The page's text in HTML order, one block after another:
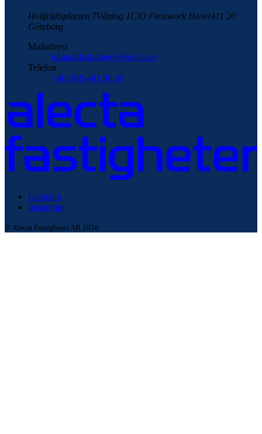
Hvitfeldtsplatsen 7Våning 1C/O Flexiwork Hovet411 20
Göteborg
Mailadress
kontaktfastigheter@alecta.se
Telefon
+46 (0)8-441 90 00
Linkedin
Instagram
© Alecta Fastigheter AB 2026